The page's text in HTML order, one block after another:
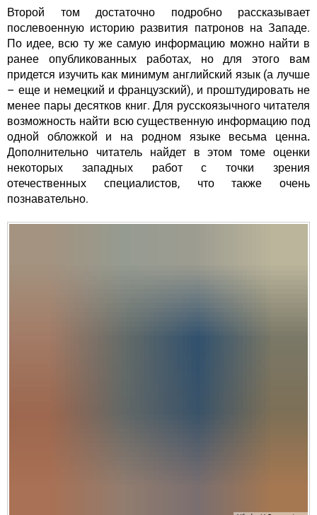
Второй том достаточно подробно рассказывает
послевоенную историю развития патронов на Западе.
По идее, всю ту же самую информацию можно найти в
ранее опубликованных работах, но для этого вам
придется изучить как минимум английский язык (а лучше
– еще и немецкий и французский), и проштудировать не
менее пары десятков книг. Для русскоязычного читателя
возможность найти всю существенную информацию под
одной обложкой и на родном языке весьма ценна.
Дополнительно читатель найдет в этом томе оценки
некоторых западных работ с точки зрения
отечественных специалистов, что также очень
познавательно.